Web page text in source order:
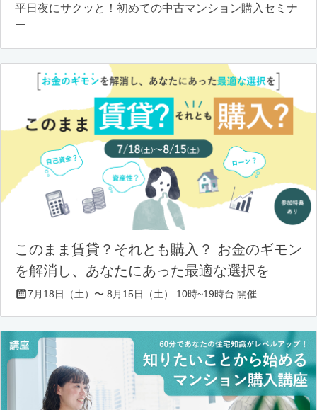
平日夜にサクッと！初めての中古マンション購入セミナ
ー
このまま賃貸？それとも購入？ お金のギモン
を解消し、あなたにあった最適な選択を
7月18日（土）〜 8月15日（土） 10時~19時台 開催